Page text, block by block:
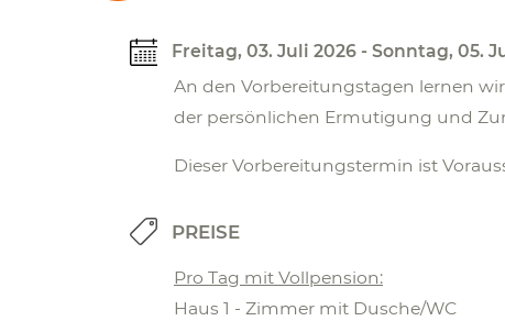
Freitag, 03. Juli 2026 - Sonntag, 05.
An den Vorbereitungstagen lernen
der persönlichen Ermutigung und
Dieser Vorbereitungstermin ist
PREISE
Pro Tag mit Vollpension:
Haus 1 - Zimmer mit Dusche/WC